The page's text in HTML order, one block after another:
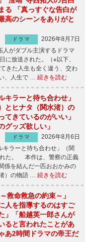
る 「真っすぐな告白が
高のシーンをありがと
ドラマ
2026年8月7日
がダブル主演するドラマ
に放送された。（※以下、
きた人生も全く違う、交わ
、人生で … 続きを読む
キラーと待ち合わせ」
とヒナタ（関水渚）の
てきているのがいい」
グッズ欲しい」
ドラマ
2026年8月6日
ラーと待ち合わせ」（関
れた。 本作は、警察の正義
係を結んだ一匹おおかみの
）の物語 … 続きを読む
救命救急の約束～」
人を指導するのはすご
」「船越英一郎さんが
ると言われたことがあ
あ2時間ドラマの帝王だ